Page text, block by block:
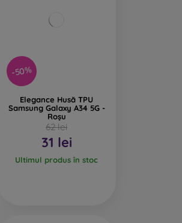
-50%
Elegance Husă TPU
Samsung Galaxy A34 5G -
Roșu
62 lei
31 lei
Ultimul produs în stoc